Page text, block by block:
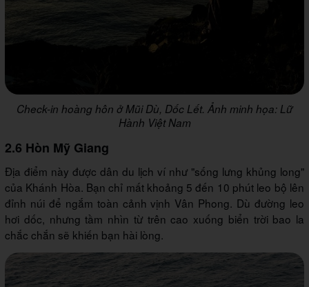
Check-in hoàng hôn ở Mũi Dù, Dốc Lết. Ảnh minh họa: Lữ
Hành Việt Nam
2.6 Hòn Mỹ Giang
Địa điểm này được dân du lịch ví như "sống lưng khủng long"
của Khánh Hòa. Bạn chỉ mất khoảng 5 đến 10 phút leo bộ lên
đỉnh núi để ngắm toàn cảnh vịnh Vân Phong. Dù đường leo
hơi dốc, nhưng tầm nhìn từ trên cao xuống biển trời bao la
chắc chắn sẽ khiến bạn hài lòng.